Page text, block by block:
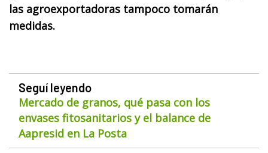
las agroexportadoras tampoco tomarán
medidas.
Seguí leyendo
Mercado de granos, qué pasa con los
envases fitosanitarios y el balance de
Aapresid en La Posta